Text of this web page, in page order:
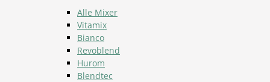
Alle Mixer
Vitamix
Bianco
Revoblend
Hurom
Blendtec